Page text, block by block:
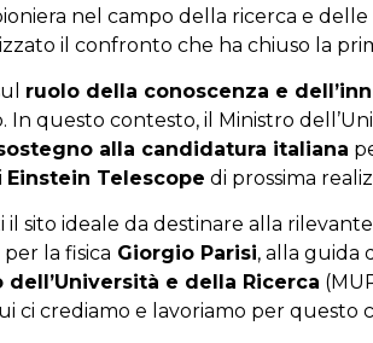
nel campo della ricerca e
il confronto che ha chiuso la
ruolo della conoscenza e
questo contesto, il Ministro
alla candidatura italiana
Einstein Telescope di prossima
il sito ideale da destinare alla
la fisica Giorgio Parisi, alla guida
dell’Università e della Ricerca
ci crediamo e lavoriamo per questo